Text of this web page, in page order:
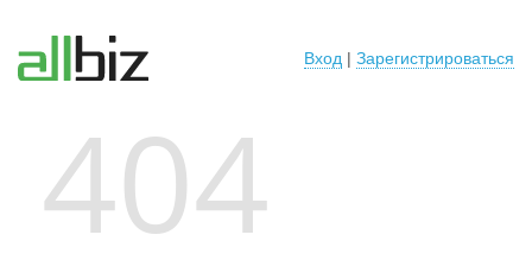
Вход | Зарегистрироваться
404